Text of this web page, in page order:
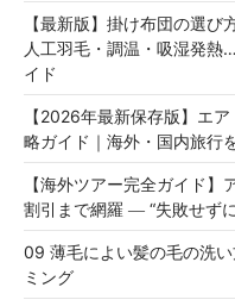
【最新版】掛け布団の選び
人工羽毛・調温・吸湿発
イド
【2026年最新保存版】エ
略ガイド｜海外・国内旅行
【海外ツアー完全ガイド】
割引まで網羅 ― “失敗せず
09 薄毛によい髪の毛の洗
ミング